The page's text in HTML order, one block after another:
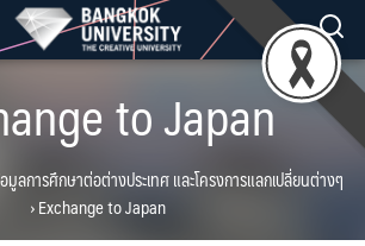
to Japan
มูลการศึกษาต่อต่างประเทศ และโครงการแลกเปลี่ยนต่างๆ
›Exchange to Japan